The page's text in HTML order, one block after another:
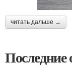
читать дальше →
Последние